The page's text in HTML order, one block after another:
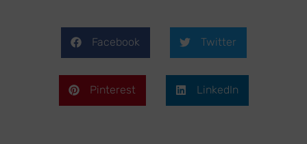
Facebook Twitter
Pinterest LinkedIn